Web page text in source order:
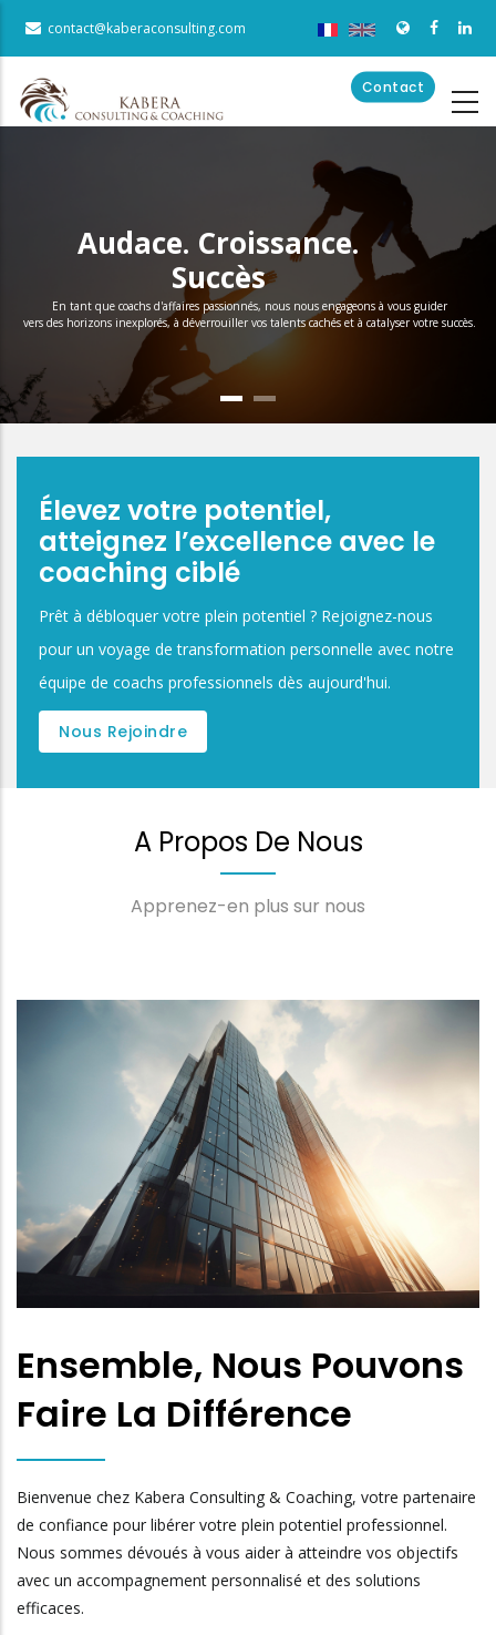
principal
contact@kaberaconsulting.com
Contact
Audace. Croissance.
Succès
En tant que coachs d'affaires passionnés, nous nous engageons à vous guider
vers des horizons inexplorés, à déverrouiller vos talents cachés et à catalyser votre succès.
Élevez votre potentiel,
atteignez l’excellence avec le
coaching ciblé
Prêt à débloquer votre plein potentiel ? Rejoignez-nous
pour un voyage de transformation personnelle avec notre
équipe de coachs professionnels dès aujourd'hui.
Nous Rejoindre
A Propos De Nous
Apprenez-en plus sur nous
Ensemble, Nous Pouvons
Faire La Différence
Bienvenue chez Kabera Consulting & Coaching, votre partenaire
de confiance pour libérer votre plein potentiel professionnel.
Nous sommes dévoués à vous aider à atteindre vos objectifs
avec un accompagnement personnalisé et des solutions
efficaces.